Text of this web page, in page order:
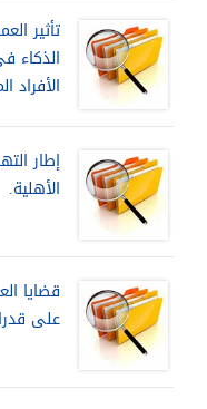
تأثير
الذكاء
الأفراد
إطار
الأهلية.
قضايا
على